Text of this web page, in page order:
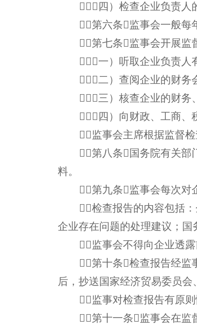
（四）检查企业负责
第六条监事会一般每
第七条监事会开展监
（一）听取企业负责
（二）查阅企业的财
（三）核查企业的财
（四）向财政、工商
监事会主席根据监督
第八条国务院有关部
料。
第九条监事会每次对
检查报告的内容包括
企业存在问题的处理建议；国
监事会不得向企业透露
第十条检查报告经监
后，抄送国家经济贸易委员会
监事对检查报告有原
第十一条监事会在监